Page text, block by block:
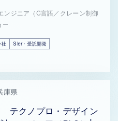
ンジニア（C言語／クレーン制御
ー
社
SIer・受託開発
庫県
テクノプロ・デザイン